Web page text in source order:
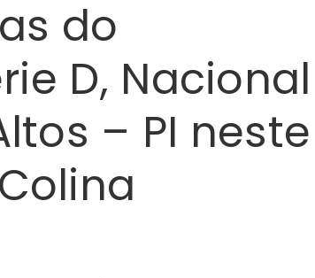
do
D, Nacional
– PI neste